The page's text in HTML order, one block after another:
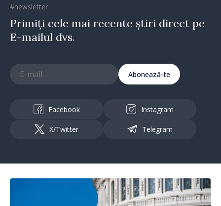
#newsletter
Primiți cele mai recente știri direct pe
E-mailul dvs.
Abonează-te
Facebook Instagram
X/Twitter Telegram